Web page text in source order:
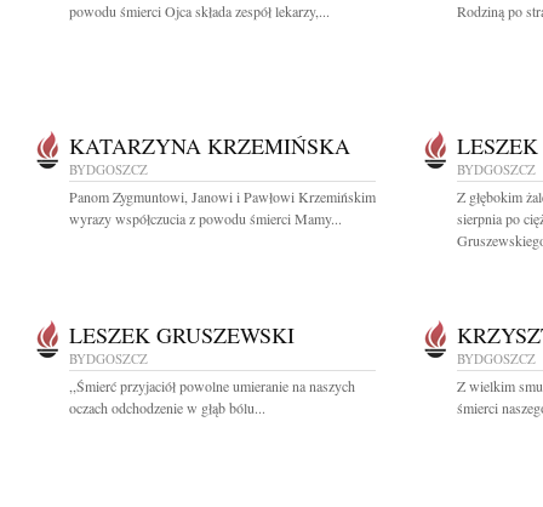
powodu śmierci Ojca składa zespół lekarzy,...
Rodziną po
KATARZYNA KRZEMIŃSKA
BYDGOSZCZ
Panom Zygmuntowi, Janowi i Pawłowi Krzemińskim
wyrazy współczucia z powodu śmierci Mamy...
BYDGOSZCZ
Z głębokim
sierpnia po
LESZEK GRUSZEWSKI
BYDGOSZCZ
,,Śmierć przyjaciół powolne umieranie na naszych
oczach odchodzenie w głąb bólu...
BYDGOSZCZ
Z wielkim
śmierci